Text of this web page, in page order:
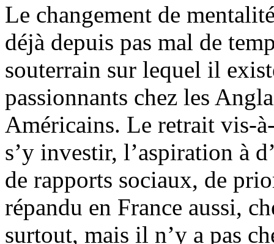
Le changement de
déjà depuis pas mal de
souterrain sur lequel il
passionnants chez les
Américains. Le retrait vis-
s’y investir, l’aspiration à
de rapports sociaux, de
répandu en France aussi,
surtout, mais il n’y a pas